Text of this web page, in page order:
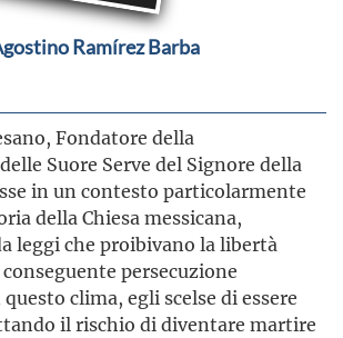
Ramírez Barba
Fondatore della
Suore Serve del Signore della
in un contesto particolarmente
della Chiesa messicana,
leggi che proibivano la libertà
persecuzione
clima, egli scelse di essere
il rischio di diventare martire